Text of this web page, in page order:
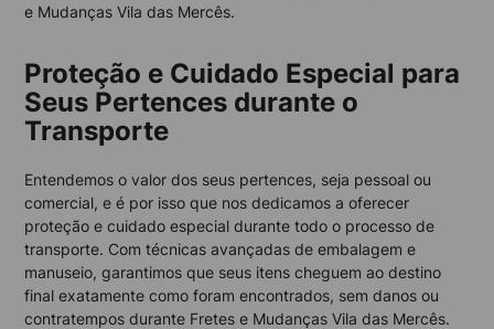
e Mudanças Vila das Mercês.
Proteção e Cuidado Especial para
Seus Pertences durante o
Transporte
Entendemos o valor dos seus pertences, seja pessoal ou
comercial, e é por isso que nos dedicamos a oferecer
proteção e cuidado especial durante todo o processo de
transporte. Com técnicas avançadas de embalagem e
manuseio, garantimos que seus itens cheguem ao destino
final exatamente como foram encontrados, sem danos ou
contratempos durante Fretes e Mudanças Vila das Mercês.